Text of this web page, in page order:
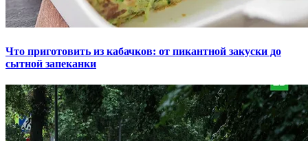
Что приготовить из кабачков: от пикантной закуски до
сытной запеканки